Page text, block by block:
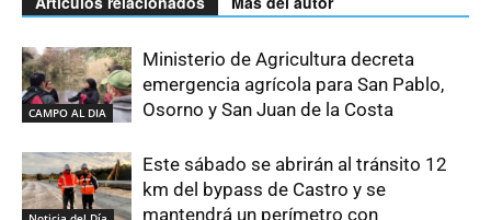
CAMPO AL DIA
Ministerio de Agricultura decreta
emergencia agrícola para San Pablo,
Osorno y San Juan de la Costa
Este sábado se abrirán al tránsito 12
km del bypass de Castro y se
mantendrá un perímetro con